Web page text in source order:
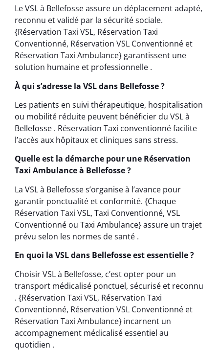
Le VSL à Bellefosse assure un déplacement adapté,
reconnu et validé par la sécurité sociale.
{Réservation Taxi VSL, Réservation Taxi
Conventionné, Réservation VSL Conventionné et
Réservation Taxi Ambulance} garantissent une
solution humaine et professionnelle .
À qui s’adresse la VSL dans Bellefosse ?
Les patients en suivi thérapeutique, hospitalisation
ou mobilité réduite peuvent bénéficier du VSL à
Bellefosse . Réservation Taxi conventionné facilite
l’accès aux hôpitaux et cliniques sans stress.
Quelle est la démarche pour une Réservation
Taxi Ambulance à Bellefosse ?
La VSL à Bellefosse s’organise à l’avance pour
garantir ponctualité et conformité. {Chaque
Réservation Taxi VSL, Taxi Conventionné, VSL
Conventionné ou Taxi Ambulance} assure un trajet
prévu selon les normes de santé .
En quoi la VSL dans Bellefosse est essentielle ?
Choisir VSL à Bellefosse, c’est opter pour un
transport médicalisé ponctuel, sécurisé et reconnu
. {Réservation Taxi VSL, Réservation Taxi
Conventionné, Réservation VSL Conventionné et
Réservation Taxi Ambulance} incarnent un
accompagnement médicalisé essentiel au
quotidien .